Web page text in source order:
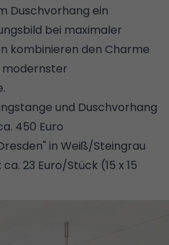
Duschvorhang ein
bei maximaler
kombinieren den Charme
und Duschvorhang
450 Euro
in Weiß/Steingrau
ca. 23 Euro/Stück (15 x 15